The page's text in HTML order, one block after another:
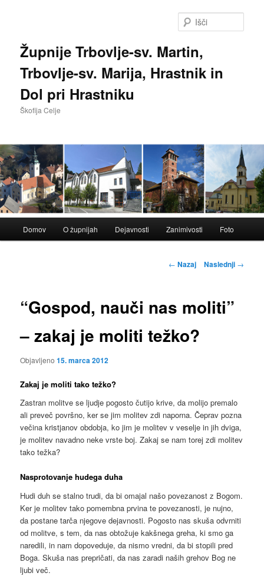
vsebinoŽupnije Trbovlje-sv. Martin,
Trbovlje-sv. Marija, Hrastnik in
Dol pri Hrastniku
Škofija Celje
Domov O župnijah Dejavnosti Zanimivosti Foto
Krmarjenje
← Nazaj Naslednji →
“Gospod, nauči nas moliti”
– zakaj je moliti težko?
Objavljeno15. marca 2012
Zakaj je moliti tako težko?
Zastran molitve se ljudje pogosto čutijo krive, da molijo premalo
ali preveč površno, ker se jim molitev zdi naporna. Čeprav pozna
večina kristjanov obdobja, ko jim je molitev v veselje in jih dviga,
je molitev navadno neke vrste boj. Zakaj se nam torej zdi molitev
tako težka?
Nasprotovanje hudega duha
Hudi duh se stalno trudi, da bi omajal našo povezanost z Bogom.
Ker je molitev tako pomembna prvina te povezanosti, je nujno,
da postane tarča njegove dejavnosti. Pogosto nas skuša odvrniti
od molitve, s tem, da nas obtožuje kakšnega greha, ki smo ga
naredili, in nam dopoveduje, da nismo vredni, da bi stopili pred
Boga. Skuša nas prepričati, da nas zaradi naših grehov Bog ne
ljubi več.